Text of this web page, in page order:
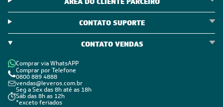
CONTATO SUPORTE
CONTATO VENDAS
Comprar via WhatsAPP
Comprar por Telefone
0800 889 4888
vendas@leveros.com.br
Seg a Sex das 8h até as 18h
Sáb das 8h as 12h
*exceto feriados